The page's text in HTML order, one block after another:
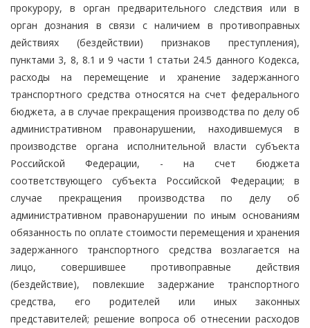
прокурору, в орган предварительного следствия или в
орган дознания в связи с наличием в противоправных
действиях (бездействии) признаков преступления),
пунктами 3, 8, 8.1 и 9 части 1 статьи 24.5 данного Кодекса,
расходы на перемещение и хранение задержанного
транспортного средства относятся на счет федерального
бюджета, а в случае прекращения производства по делу об
административном правонарушении, находившемуся в
производстве органа исполнительной власти субъекта
Российской Федерации, - на счет бюджета
соответствующего субъекта Российской Федерации; в
случае прекращения производства по делу об
административном правонарушении по иным основаниям
обязанность по оплате стоимости перемещения и хранения
задержанного транспортного средства возлагается на
лицо, совершившее противоправные действия
(бездействие), повлекшие задержание транспортного
средства, его родителей или иных законных
представителей; решение вопроса об отнесении расходов